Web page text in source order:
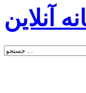
آنلاین